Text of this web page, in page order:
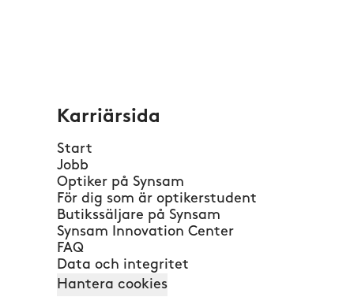
Karriärsida
Start
Jobb
Optiker på Synsam
För dig som är optikerstudent
Butikssäljare på Synsam
Synsam Innovation Center
FAQ
Data och integritet
Hantera cookies